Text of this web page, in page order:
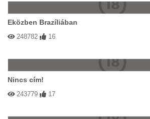
Eközben Brazíliában
248782 16
Nincs cím!
243779 17